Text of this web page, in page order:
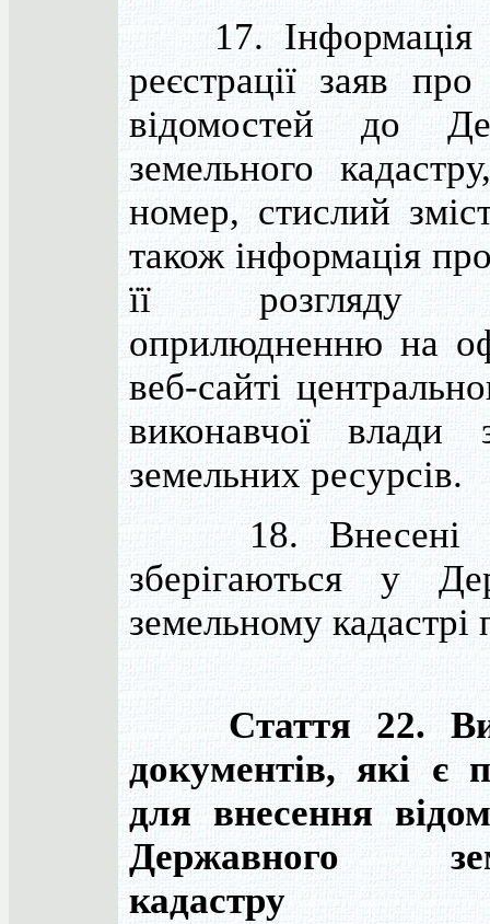
17. Інформація
реєстрації заяв
відомостей до
земельного
номер, стислий
також інформація
її розгляду
оприлюдненню на
веб-сайті
виконавчої влади
земельних ресурсів.
18. Внесені
зберігаються у
земельному кадастрі
Стаття 22.
документів, які є
для внесення
Державного
кадастру